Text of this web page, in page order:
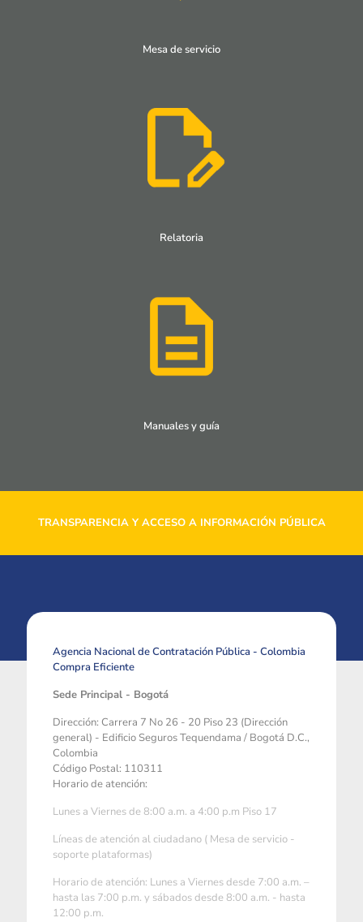
Mesa de servicio
Relatoria
Manuales y guía
TRANSPARENCIA Y ACCESO A INFORMACIÓN PÚBLICA
Agencia Nacional de Contratación Pública - Colombia
Compra Eficiente
Sede Principal - Bogotá
Dirección: Carrera 7 No 26 - 20 Piso 23 (Dirección
general) - Edificio Seguros Tequendama / Bogotá D.C.,
Colombia
Código Postal: 110311
Horario de atención:
Lunes a Viernes de 8:00 a.m. a 4:00 p.m Piso 17
Líneas de atención al ciudadano ( Mesa de servicio -
soporte plataformas)
Horario de atención: Lunes a Viernes desde 7:00 a.m. –
hasta las 7:00 p.m. y sábados desde 8:00 a.m. - hasta
12:00 p.m.